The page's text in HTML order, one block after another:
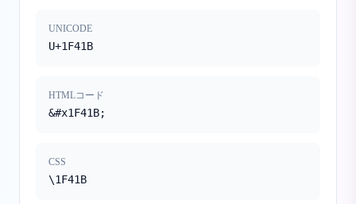
UNICODE
U+1F41B
HTMLコード
&#x1F41B;
CSS
\1F41B